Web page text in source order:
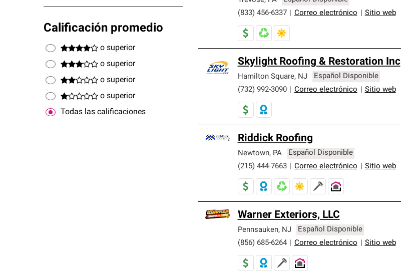
Calificación promedio
o superior
o superior
o superior
o superior
Todas las calificaciones
(833) 456-6337
Correo electrónico Sitio web
Skylight Roofing & Restoration Inc
Hamilton Square, NJ
Español Disponible
(732) 992-3090
Correo electrónico Sitio web
Riddick Roofing
Newtown, PA
Español Disponible
(215) 444-7663
Correo electrónico Sitio web
Warner Exteriors, LLC
Pennsauken, NJ
Español Disponible
(856) 685-6264
Correo electrónico Sitio web